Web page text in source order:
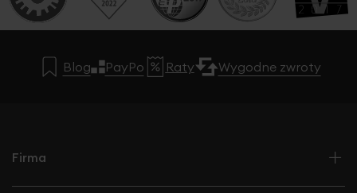
Blog PayPo Raty Wygodne zwroty
Firma